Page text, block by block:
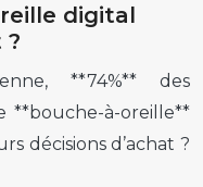
digital
?
**74%** des
**bouche-à-oreille**
décisions d’achat ?